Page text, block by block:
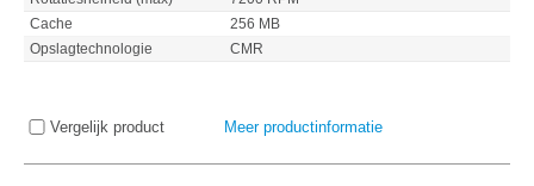
Cache
256 MB
Opslagtechnologie
CMR
Vergelijk product Meer productinformatie